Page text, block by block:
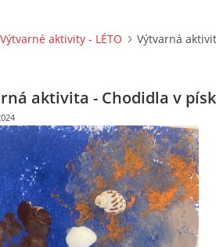
Výtvarné aktivity - LÉTO Výtvarná
aktivita - Chodidla v